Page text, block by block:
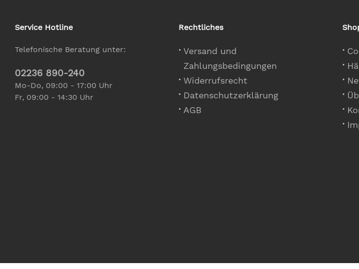
Service Hotline
Telefonische Beratung unter:
02236 890-240
Mo-Do, 09:00 - 17:00 Uhr
Fr, 09:00 - 14:30 Uhr
Rechtliches
Versand und
Zahlungsbedingungen
Widerrufsrecht
Datenschutzerklärung
AGB